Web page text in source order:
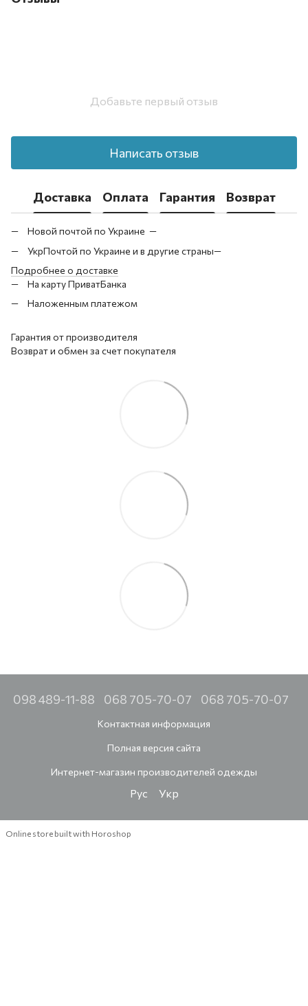
Добавьте первый отзыв
Написать отзыв
Доставка Оплата Гарантия Возврат
Новой почтой по Украине —
УкрПочтой по Украине и в другие страны—
Подробнее о доставке
На карту ПриватБанка
Наложенным платежом
Гарантия от производителя
Возврат и обмен за счет покупателя
098 489-11-88 068 705-70-07 068 705-70-07
Контактная информация
Полная версия сайта
Интернет-магазин производителей одежды
Рус Укр
Online store built with Horoshop